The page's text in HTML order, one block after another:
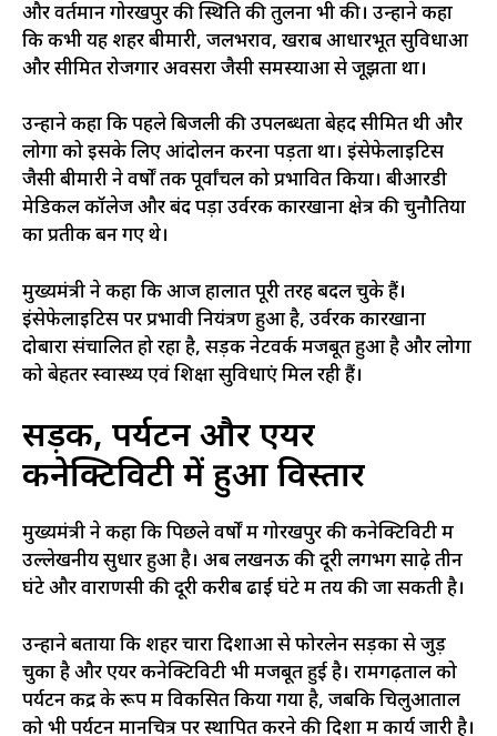
और वर्तमान गोरखपुर की स्थिति की तुलना भी की। उन्होंने कहा
कि कभी यह शहर बीमारी, जलभराव, खराब आधारभूत सुविधाओं
और सीमित रोजगार अवसरों जैसी समस्याओं से जूझता था।
उन्होंने कहा कि पहले बिजली की उपलब्धता बेहद सीमित थी और
लोगों को इसके लिए आंदोलन करना पड़ता था। इंसेफेलाइटिस
जैसी बीमारी ने वर्षों तक पूर्वांचल को प्रभावित किया। बीआरडी
मेडिकल कॉलेज और बंद पड़ा उर्वरक कारखाना क्षेत्र की चुनौतियों
का प्रतीक बन गए थे।
मुख्यमंत्री ने कहा कि आज हालात पूरी तरह बदल चुके हैं।
इंसेफेलाइटिस पर प्रभावी नियंत्रण हुआ है, उर्वरक कारखाना
दोबारा संचालित हो रहा है, सड़क नेटवर्क मजबूत हुआ है और लोगों
को बेहतर स्वास्थ्य एवं शिक्षा सुविधाएं मिल रही हैं।
सड़क, पर्यटन और एयर
कनेक्टिविटी में हुआ विस्तार
मुख्यमंत्री ने कहा कि पिछले वर्षों में गोरखपुर की कनेक्टिविटी में
उल्लेखनीय सुधार हुआ है। अब लखनऊ की दूरी लगभग साढ़े तीन
घंटे और वाराणसी की दूरी करीब ढाई घंटे में तय की जा सकती है।
उन्होंने बताया कि शहर चारों दिशाओं से फोरलेन सड़कों से जुड़
चुका है और एयर कनेक्टिविटी भी मजबूत हुई है। रामगढ़ताल को
पर्यटन केंद्र के रूप में विकसित किया गया है, जबकि चिलुआताल
को भी पर्यटन मानचित्र पर स्थापित करने की दिशा में कार्य जारी है।